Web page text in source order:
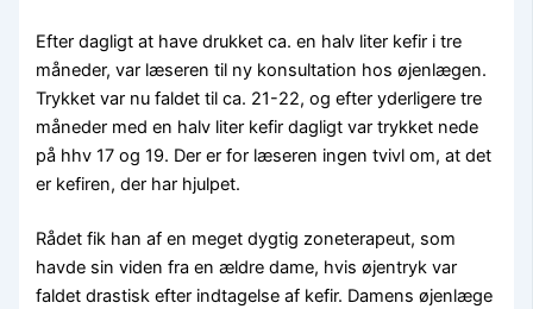
Efter dagligt at have drukket ca. en halv liter kefir i tre
måneder, var læseren til ny konsultation hos øjenlægen.
Trykket var nu faldet til ca. 21-22, og efter yderligere tre
måneder med en halv liter kefir dagligt var trykket nede
på hhv 17 og 19. Der er for læseren ingen tvivl om, at det
er kefiren, der har hjulpet.
Rådet fik han af en meget dygtig zoneterapeut, som
havde sin viden fra en ældre dame, hvis øjentryk var
faldet drastisk efter indtagelse af kefir. Damens øjenlæge